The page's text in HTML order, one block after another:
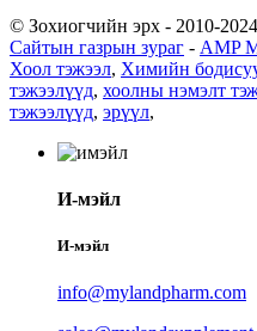
© Зохиогчийн эрх - 2010-
Сайтын газрын зураг - AMP
Хоол тэжээл, Химийн
тэжээлүүд, хоолны нэмэлт
тэжээлүүд, эрүүл,
И-мэйл
И-мэйл
info@mylandpharm.com